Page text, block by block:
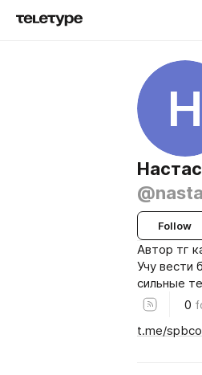
Н
Follow
Автор тг
Учу вести
сильные
0
t.me/